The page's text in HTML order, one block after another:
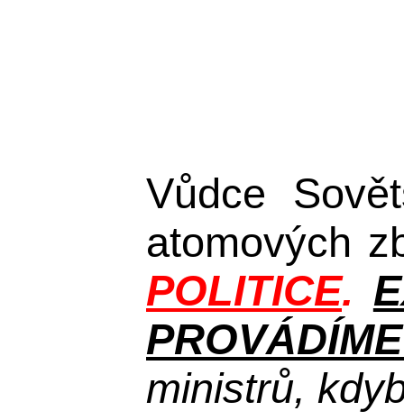
Vůdce
atomových
POLITICE.
ministrů,